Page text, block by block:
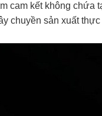
cam kết không chứa
chuyền sản xuất